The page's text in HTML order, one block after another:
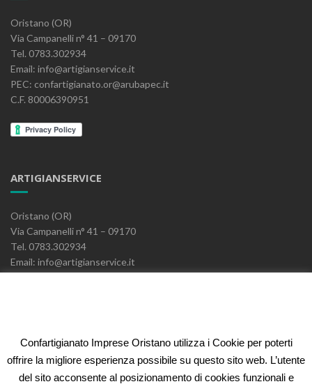
Oristano (OR)
Via Campanelli n° 41 – 09170
Tel. 0783.302934
Email: info@artigianservice.it
PEC: confartigianato.or@arubapec.it
C.F. 80006390951
ARTIGIANSERVICE
Oristano (OR)
Via Campanelli n° 41 – 09170
Tel. 0783.302934
Email: info@artigianservice.it
ELEONORA FIDI
Confartigianato Imprese Oristano utilizza i Cookie per poterti
offrire la migliore esperienza possibile su questo sito web. L’utente
del sito acconsente al posizionamento di cookies funzionali e